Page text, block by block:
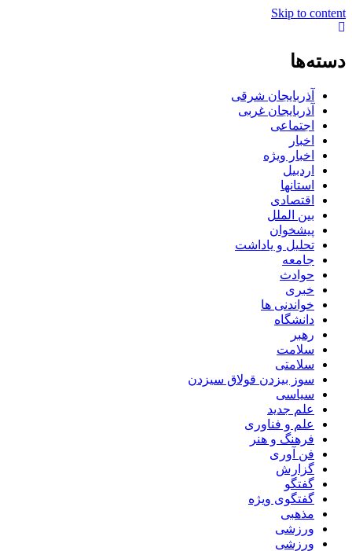
Skip to content
دسته‌ها
آذربایجان شرقی
آذربایجان غربی
اجتماعی
اخبار
اخبار ویژه
اردبیل
استانها
اقتصادی
بین الملل
پیشخوان
تحلیل و یاداشت
جامعه
حوادث
خبری
خواندنی ها
دانشگاه
رهبر
سلامت
سلامتی
سوز بیزدن قولاق سیزدن
سیاسی
علم جدید
علم و فناوری
فرهنگ و هنر
فن آوری
گزارش
گفتگو
گفتگوی ویژه
مذهبی
ورزشی
ورزشی